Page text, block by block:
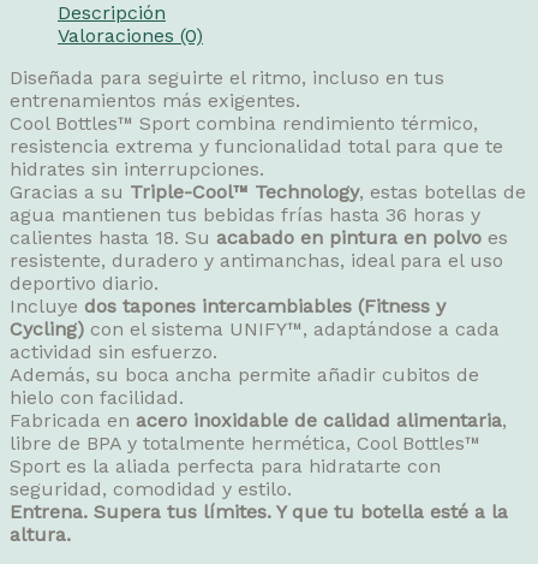
Descripción
Valoraciones (0)
Diseñada para seguirte el ritmo, incluso en tus
entrenamientos más exigentes.
Cool Bottles™ Sport combina rendimiento térmico,
resistencia extrema y funcionalidad total para que te
hidrates sin interrupciones.
Gracias a su Triple-Cool™ Technology, estas botellas de
agua mantienen tus bebidas frías hasta 36 horas y
calientes hasta 18. Su acabado en pintura en polvo es
resistente, duradero y antimanchas, ideal para el uso
deportivo diario.
Incluye dos tapones intercambiables (Fitness y
Cycling) con el sistema UNIFY™, adaptándose a cada
actividad sin esfuerzo.
Además, su boca ancha permite añadir cubitos de
hielo con facilidad.
Fabricada en acero inoxidable de calidad alimentaria,
libre de BPA y totalmente hermética, Cool Bottles™
Sport es la aliada perfecta para hidratarte con
seguridad, comodidad y estilo.
Entrena. Supera tus límites. Y que tu botella esté a la
altura.